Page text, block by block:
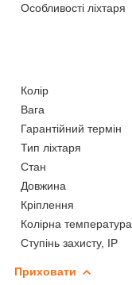
Особливості ліхтаря
Колір
Вага
Гарантійний термін
Тип ліхтаря
Стан
Довжина
Кріплення
Колірна температура
Ступінь захисту, IP
Приховати